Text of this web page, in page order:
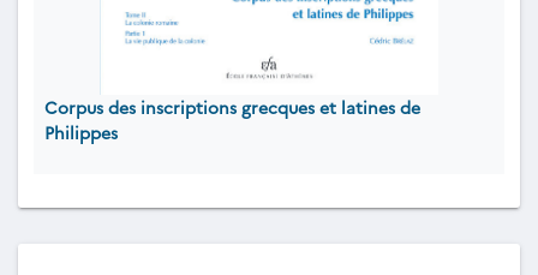
Corpus des inscriptions grecques et latines de
Philippes